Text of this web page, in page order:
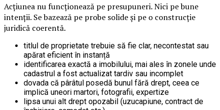
Acțiunea nu funcționează pe presupuneri. Nici pe bune
intenții. Se bazează pe probe solide și pe o construcție
juridică coerentă.
titlul de proprietate trebuie să fie clar, necontestat sau
apărat eficient în instanță
identificarea exactă a imobilului, mai ales în zonele unde
cadastrul a fost actualizat tardiv sau incomplet
dovada că pârâtul posedă bunul fără drept, ceea ce
implică uneori martori, fotografii, expertize
lipsa unui alt drept opozabil (uzucapiune, contract de